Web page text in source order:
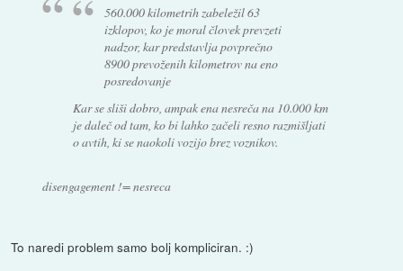
560.000 kilometrih zabeležil 63
izklopov, ko je moral človek prevzeti
nadzor, kar predstavlja povprečno
8900 prevoženih kilometrov na eno
posredovanje
Kar se sliši dobro, ampak ena nesreča na 10.000 km
je daleč od tam, ko bi lahko začeli resno razmišljati
o avtih, ki se naokoli vozijo brez voznikov.
disengagement != nesreca
To naredi problem samo bolj kompliciran. :)